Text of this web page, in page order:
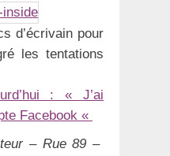
d’écrivain pour
les tentations
: « J’ai
Facebook «
– Rue 89 –